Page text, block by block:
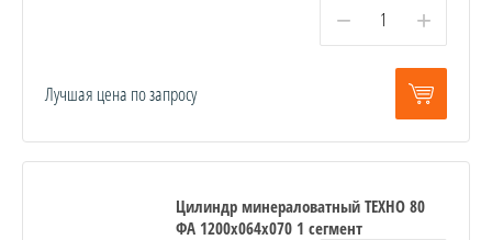
− +
Лучшая цена по запросу
Цилиндр минераловатный ТЕХНО 80
ФА 1200x064x070 1 сегмент